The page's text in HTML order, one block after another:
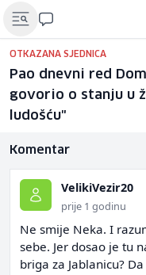
OTKAZANA SJEDNICA
Pao dnevni red
govorio o stanju u
ludošću"
Komentar
VelikiVezir20
prije 1 godinu
Ne smije Neka. I
sebe. Jer dosao je tu
briga za Jablanicu?